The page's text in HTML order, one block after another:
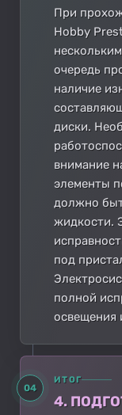
При
Hobby
очередь
наличие
диски.
внимание
элементы
должно
жидкости.
под
полной
освещения
04
ИТОГ
4.